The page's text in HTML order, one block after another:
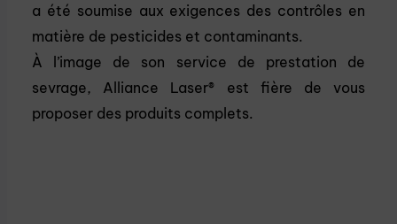
a été soumise aux exigences des contrôles en
matière de pesticides et contaminants.
À l’image de son service de prestation de
sevrage, Alliance Laser® est fière de vous
proposer des produits complets.